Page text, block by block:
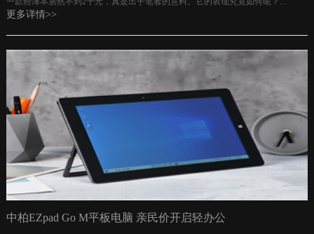
更多详情>>
中柏EZpad Go M平板电脑 亲民价开启轻办公